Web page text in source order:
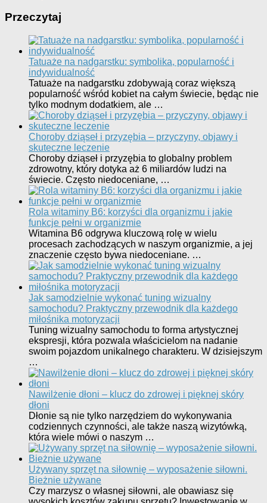
Przeczytaj
Tatuaże na nadgarstku: symbolika, popularność i
indywidualność
Tatuaże na nadgarstku zdobywają coraz większą
popularność wśród kobiet na całym świecie, będąc nie
tylko modnym dodatkiem, ale …
Choroby dziąseł i przyzębia – przyczyny, objawy i
skuteczne leczenie
Choroby dziąseł i przyzębia to globalny problem
zdrowotny, który dotyka aż 6 miliardów ludzi na
świecie. Często niedoceniane, …
Rola witaminy B6: korzyści dla organizmu i jakie
funkcje pełni w organizmie
Witamina B6 odgrywa kluczową rolę w wielu
procesach zachodzących w naszym organizmie, a jej
znaczenie często bywa niedoceniane. …
Jak samodzielnie wykonać tuning wizualny
samochodu? Praktyczny przewodnik dla każdego
miłośnika motoryzacji
Tuning wizualny samochodu to forma artystycznej
ekspresji, która pozwala właścicielom na nadanie
swoim pojazdom unikalnego charakteru. W dzisiejszym
…
Nawilżenie dłoni – klucz do zdrowej i pięknej skóry
dłoni
Dłonie są nie tylko narzędziem do wykonywania
codziennych czynności, ale także naszą wizytówką,
która wiele mówi o naszym …
Używany sprzęt na siłownię – wyposażenie siłowni.
Bieżnie używane
Czy marzysz o własnej siłowni, ale obawiasz się